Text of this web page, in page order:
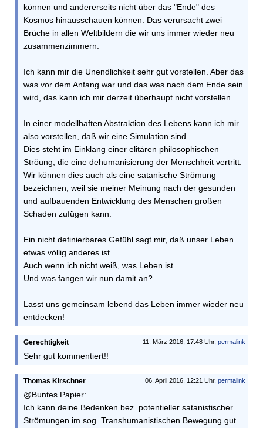
können und andererseits nicht über das "Ende" des
Kosmos hinausschauen können. Das verursacht zwei
Brüche in allen Weltbildern die wir uns immer wieder neu
zusammenzimmern.
Ich kann mir die Unendlichkeit sehr gut vorstellen. Aber das
was vor dem Anfang war und das was nach dem Ende sein
wird, das kann ich mir derzeit überhaupt nicht vorstellen.
In einer modellhaften Abstraktion des Lebens kann ich mir
also vorstellen, daß wir eine Simulation sind.
Dies steht im Einklang einer elitären philosophischen
Ströung, die eine dehumanisierung der Menschheit vertritt.
Wir können dies auch als eine satanische Strömung
bezeichnen, weil sie meiner Meinung nach der gesunden
und aufbauenden Entwicklung des Menschen großen
Schaden zufügen kann.
Ein nicht definierbares Gefühl sagt mir, daß unser Leben
etwas völlig anderes ist.
Auch wenn ich nicht weiß, was Leben ist.
Und was fangen wir nun damit an?
Lasst uns gemeinsam lebend das Leben immer wieder neu
entdecken!
11. März 2016, 17:48 Uhr, permalink
Gerechtigkeit
Sehr gut kommentiert!!
06. April 2016, 12:21 Uhr, permalink
Thomas Kirschner
@Buntes Papier:
Ich kann deine Bedenken bez. potentieller satanistischer
Strömungen im sog. Transhumanistischen Bewegung gut